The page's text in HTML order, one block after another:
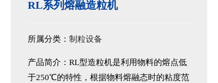
RL系列熔融造粒机
所属分类：制粒设备
产品简介：RL型造粒机是利用物料的熔点低
于250℃的特性，根据物料熔融态时的粘度范